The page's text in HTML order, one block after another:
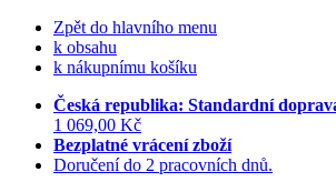
Zpět do hlavního menu
k obsahu
k nákupnímu košíku
Česká republika: Standardní
1 069,00 Kč
Bezplatné vrácení zboží
Doručení do 2 pracovních dnů.